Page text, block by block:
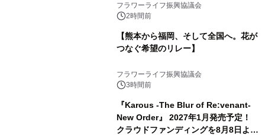
フラワーライフ振興協議会
2時間前
【熊本から福岡、そして全国へ。花が
つなぐ希望のリレー】
フラワーライフ振興協議会
3時間前
『Karous -The Blur of Re:venant-
New Order』 2027年1月発売予定！
クラウドファンディングを8月8日より